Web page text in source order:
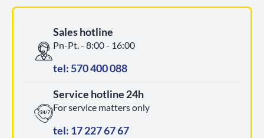
Sales hotline
Pn-Pt. - 8:00 - 16:00
tel: 570 400 088
Service hotline 24h
For service matters only
tel: 17 227 67 67